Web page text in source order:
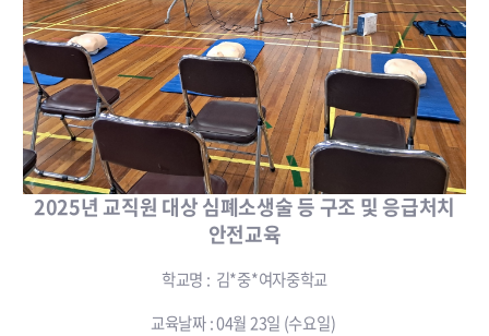
2025년 교직원 대상 심폐소생술 등 구조 및 응급처치
안전교육
학교명 : 김*중*여자중학교
교육날짜 : 04월 23일 (수요일)